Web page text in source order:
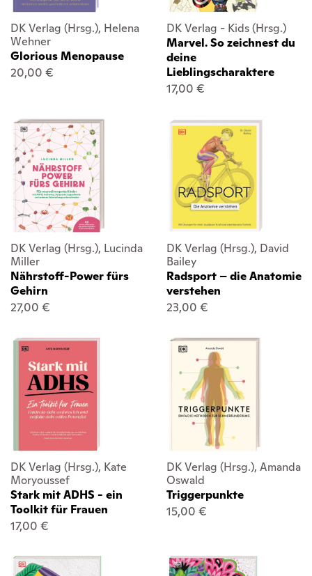
DK Verlag (Hrsg.), Helena
Wehner
Glorious Menopause
20,00 €
DK Verlag - Kids (Hrsg.)
Marvel. So zeichnest du
deine
Lieblingscharaktere
17,00 €
DK Verlag (Hrsg.), Lucinda
Miller
Nährstoff-Power fürs
Gehirn
27,00 €
DK Verlag (Hrsg.), David
Bailey
Radsport – die Anatomie
verstehen
23,00 €
DK Verlag (Hrsg.), Kate
Moryoussef
Stark mit ADHS - ein
Toolkit für Frauen
17,00 €
DK Verlag (Hrsg.), Amanda
Oswald
Triggerpunkte
15,00 €